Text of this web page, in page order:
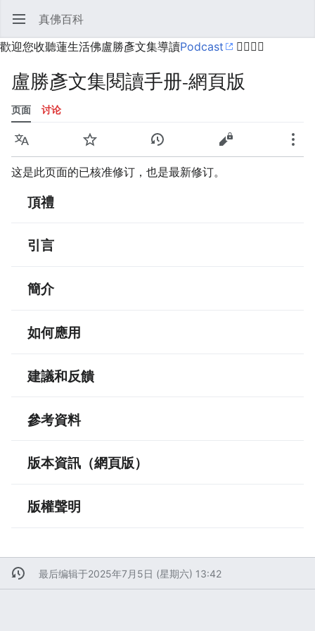
打开主菜单 真佛百科
歡迎您收聽蓮生活佛盧勝彥文集導讀Podcast 🙋‍♂️🙋‍♀️
盧勝彥文集閱讀手册-網頁版
页面 讨论
语言 监视 历史
这是此页面的已核准修订，也是最新修订。
頂禮
引言
簡介
如何應用
建議和反饋
參考資料
版本資訊（網頁版）
版權聲明
最后编辑于2025年7月5日 (星期六) 13:42